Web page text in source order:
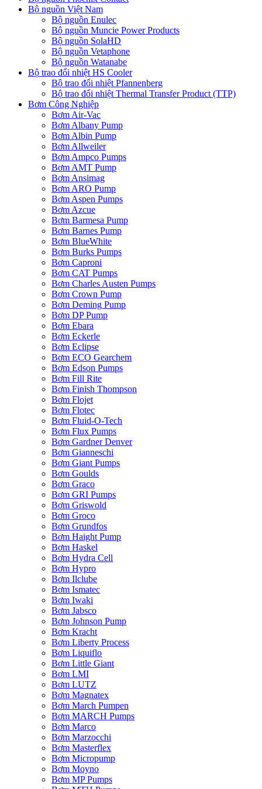
Bộ nguồn Việt Nam
Bộ nguồn Enulec
Bộ nguồn Muncie Power Products
Bộ nguồn SolaHD
Bộ nguồn Vetaphone
Bộ nguồn Watanabe
Bộ trao đổi nhiệt HS Cooler
Bộ trao đổi nhiệt Pfannenberg
Bộ trao đổi nhiệt Thermal Transfer Product (TTP)
Bơm Công Nghiệp
Bơm Air-Vac
Bơm Albany Pump
Bơm Albin Pump
Bơm Allweiler
Bơm Ampco Pumps
Bơm AMT Pump
Bơm Ansimag
Bơm ARO Pump
Bơm Aspen Pumps
Bơm Azcue
Bơm Barmesa Pump
Bơm Barnes Pump
Bơm BlueWhite
Bơm Burks Pumps
Bơm Caproni
Bơm CAT Pumps
Bơm Charles Austen Pumps
Bơm Crown Pump
Bơm Deming Pump
Bơm DP Pump
Bơm Ebara
Bơm Eckerle
Bơm Eclipse
Bơm ECO Gearchem
Bơm Edson Pumps
Bơm Fill Rite
Bơm Finish Thompson
Bơm Flojet
Bơm Flotec
Bơm Fluid-O-Tech
Bơm Flux Pumps
Bơm Gardner Denver
Bơm Gianneschi
Bơm Giant Pumps
Bơm Goulds
Bơm Graco
Bơm GRI Pumps
Bơm Griswold
Bơm Groco
Bơm Grundfos
Bơm Haight Pump
Bơm Haskel
Bơm Hydra Cell
Bơm Hypro
Bơm Ilclube
Bơm Ismatec
Bơm Iwaki
Bơm Jabsco
Bơm Johnson Pump
Bơm Kracht
Bơm Liberty Process
Bơm Liquiflo
Bơm Little Giant
Bơm LMI
Bơm LUTZ
Bơm Magnatex
Bơm March Pumpen
Bơm MARCH Pumps
Bơm Marco
Bơm Marzocchi
Bơm Masterflex
Bơm Micropump
Bơm Moyno
Bơm MP Pumps